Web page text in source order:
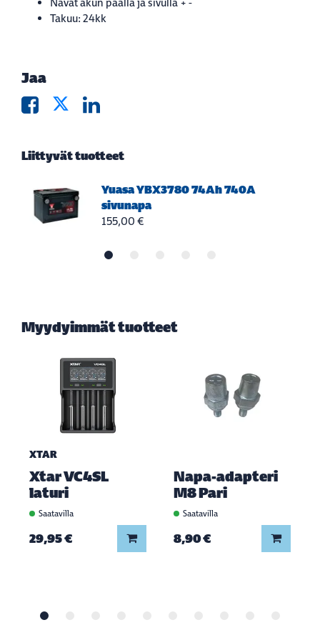
Takuu: 24kk
Jaa
Liittyvät tuotteet
Yuasa YBX3780 74Ah 740A
sivunapa
155,00 €
Myydyimmät tuotteet
XTAR
Xtar VC4SL
laturi
Saatavilla
29,95 € Lisää koriin
Napa-adapteri
M8 Pari
Saatavilla
8,90 € Lisää